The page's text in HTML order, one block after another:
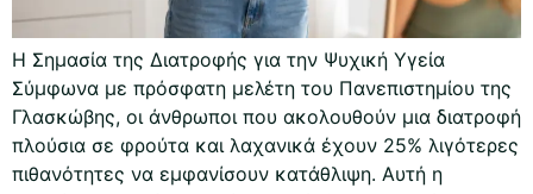
Η Σημασία της Διατροφής για την Ψυχική Υγεία
Σύμφωνα με πρόσφατη μελέτη του Πανεπιστημίου της
Γλασκώβης, οι άνθρωποι που ακολουθούν μια διατροφή
πλούσια σε φρούτα και λαχανικά έχουν 25% λιγότερες
πιθανότητες να εμφανίσουν κατάθλιψη. Αυτή η